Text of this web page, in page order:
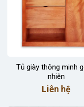
Tủ giày thông minh
nhiên
Liên hệ